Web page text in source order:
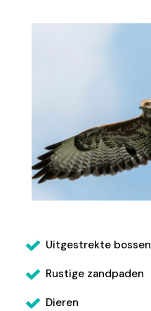
Uitgestrekte bossen
Rustige zandpaden
Dieren